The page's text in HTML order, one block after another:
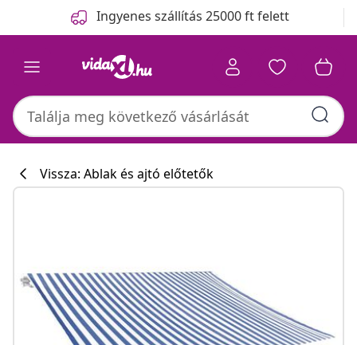
Ingyenes szállítás 25000 ft felett
Vissza: Ablak és ajtó előtetők